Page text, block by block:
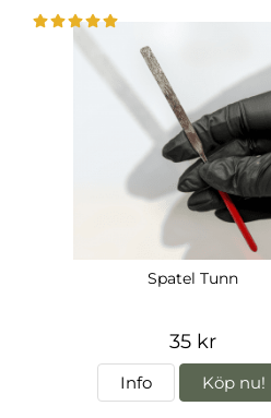
Spatel Tunn
35 kr
Info Köp nu!